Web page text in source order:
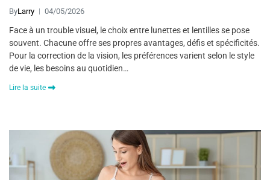
ByLarry 04/05/2026
Face à un trouble visuel, le choix entre lunettes et lentilles se pose
souvent. Chacune offre ses propres avantages, défis et spécificités.
Pour la correction de la vision, les préférences varient selon le style
de vie, les besoins au quotidien…
Lire la suite